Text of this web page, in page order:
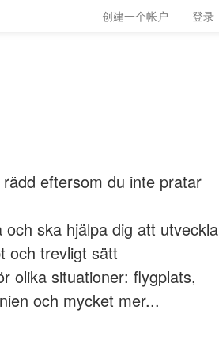
创建一个帐户 登录
eftersom du inte pratar
ska hjälpa dig att utveckla
och trevligt sätt
olika situationer: flygplats,
och mycket mer...